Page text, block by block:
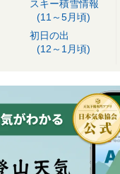
スキー積雪情報
(11～5月頃)
初日の出
(12～1月頃)